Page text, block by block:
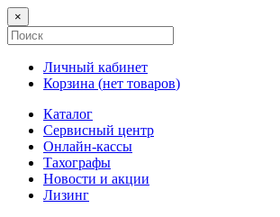
×
Личный кабинет
Корзина (нет товаров)
Каталог
Сервисный центр
Онлайн-кассы
Тахографы
Новости и акции
Лизинг